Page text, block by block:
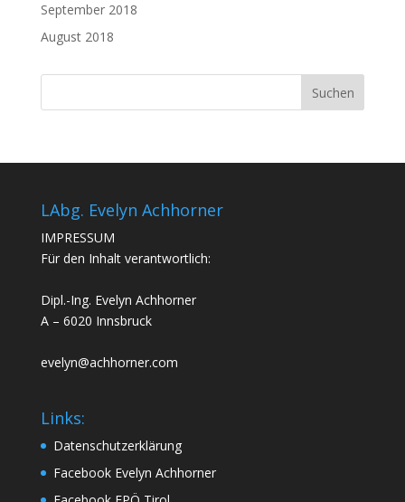
September 2018
August 2018
LAbg. Evelyn Achhorner
IMPRESSUM
Für den Inhalt verantwortlich:
Dipl.-Ing. Evelyn Achhorner
A – 6020 Innsbruck
evelyn@achhorner.com
Links:
Datenschutzerklärung
Facebook Evelyn Achhorner